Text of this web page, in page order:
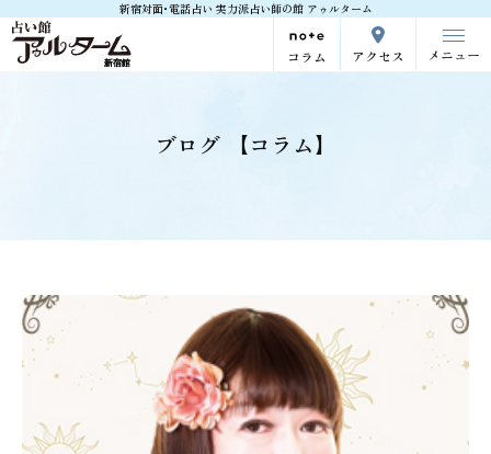
新宿対面･電話占い 実力派占い師の館 アゥルターム
コラム アクセス メニュー
ブログ 【コラム】